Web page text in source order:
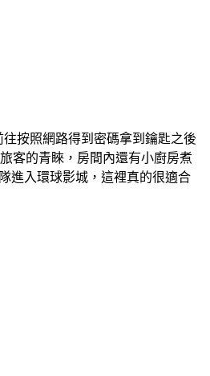
按照網路得到密碼拿到鑰匙之後
客的青睞，房間內還有小廚房煮
進入環球影城，這裡真的很適合